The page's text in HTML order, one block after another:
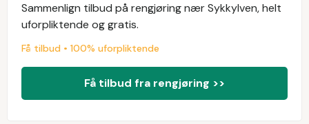
Sammenlign tilbud på rengjøring nær Sykkylven, helt
uforpliktende og gratis.
Få tilbud • 100% uforpliktende
Få tilbud fra rengjøring >>